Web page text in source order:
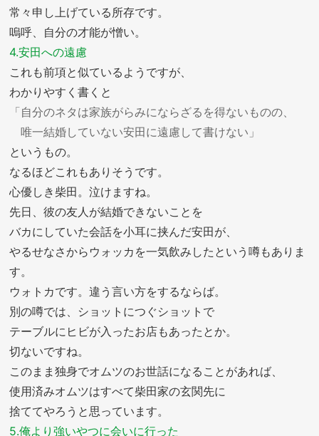
常々申し上げている所存です。
嗚呼、自分の才能が憎い。
4.安田への遠慮
これも前項と似ているようですが、
わかりやすく書くと
「自分のネタは家族がらみにならざるを得ないものの、
唯一結婚していない安田に遠慮して書けない」
というもの。
なるほどこれもありそうです。
心優しき柴田。泣けますね。
先日、彼の友人が結婚できないことを
バカにしていた会話を小耳に挟んだ安田が、
やるせなさからウォッカを一気飲みしたという噂もありま
す。
ウォトカです。違う言い方をするならば。
別の噂では、ショットにつぐショットで
テーブルにヒビが入ったお店もあったとか。
切ないですね。
このまま独身でオムツのお世話になることがあれば、
使用済みオムツはすべて柴田家の玄関先に
捨ててやろうと思っています。
5.俺より強いやつに会いに行った